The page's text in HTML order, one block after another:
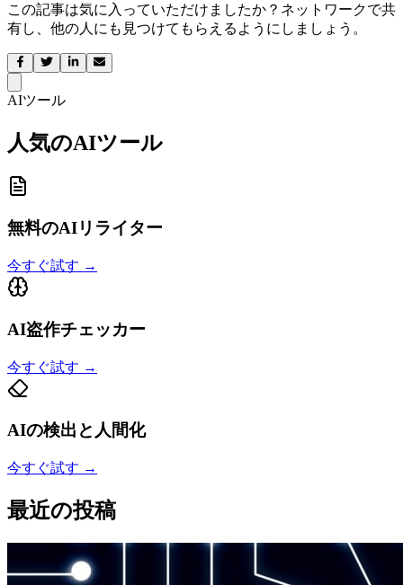
この記事は気に入っていただけましたか？ネットワークで共
有し、他の人にも見つけてもらえるようにしましょう。
AIツール
人気のAIツール
無料のAIリライター
今すぐ試す →
AI盗作チェッカー
今すぐ試す →
AIの検出と人間化
今すぐ試す →
最近の投稿